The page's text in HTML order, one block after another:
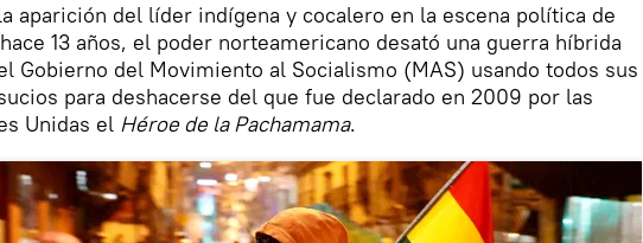
aparición del líder indígena y cocalero en la escena política de
13 años, el poder norteamericano desató una guerra híbrida
Gobierno del Movimiento al Socialismo (MAS) usando todos sus
para deshacerse del que fue declarado en 2009 por las
Unidas el Héroe de la Pachamama.